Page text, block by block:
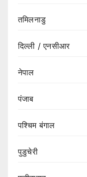
तमिलनाडु
दिल्ली / एनसीआर
नेपाल
पंजाब
पश्चिम बंगाल
पुडुचेरी